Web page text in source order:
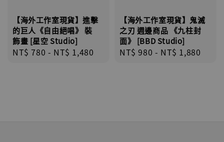
【海外工作室現貨】進擊
的巨人《自由絕唱》 裝
飾畫 [星空 Studio]
Regular
NT$ 780 - NT$ 1,480
【海外工作室現貨】鬼滅
之刃 週邊商品 《九柱封
面》 [BBD Studio]
Regular
NT$ 980 - NT$ 1,880